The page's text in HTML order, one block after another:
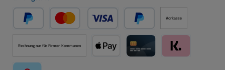
PayPal Kredit- oder Debitkarte über PayPal
Später Bezahlen über PayPal
Vorkasse
Rechnung nur für Firmen Kommunen